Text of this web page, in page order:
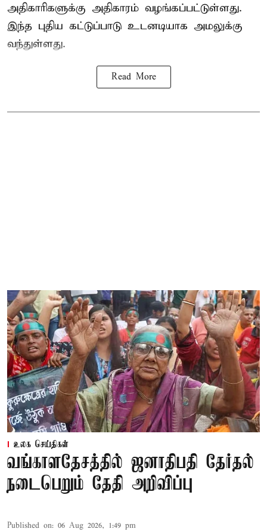
அதிகாரிகளுக்கு அதிகாரம் வழங்கப்பட்டுள்ளது.
இந்த புதிய கட்டுப்பாடு உடனடியாக அமலுக்கு
வந்துள்ளது.
Read More
உலக செய்திகள்
வங்காளதேசத்தில் ஜனாதிபதி தேர்தல்
நடைபெறும் தேதி அறிவிப்பு
Published on: 06 Aug 2026, 1:49 pm